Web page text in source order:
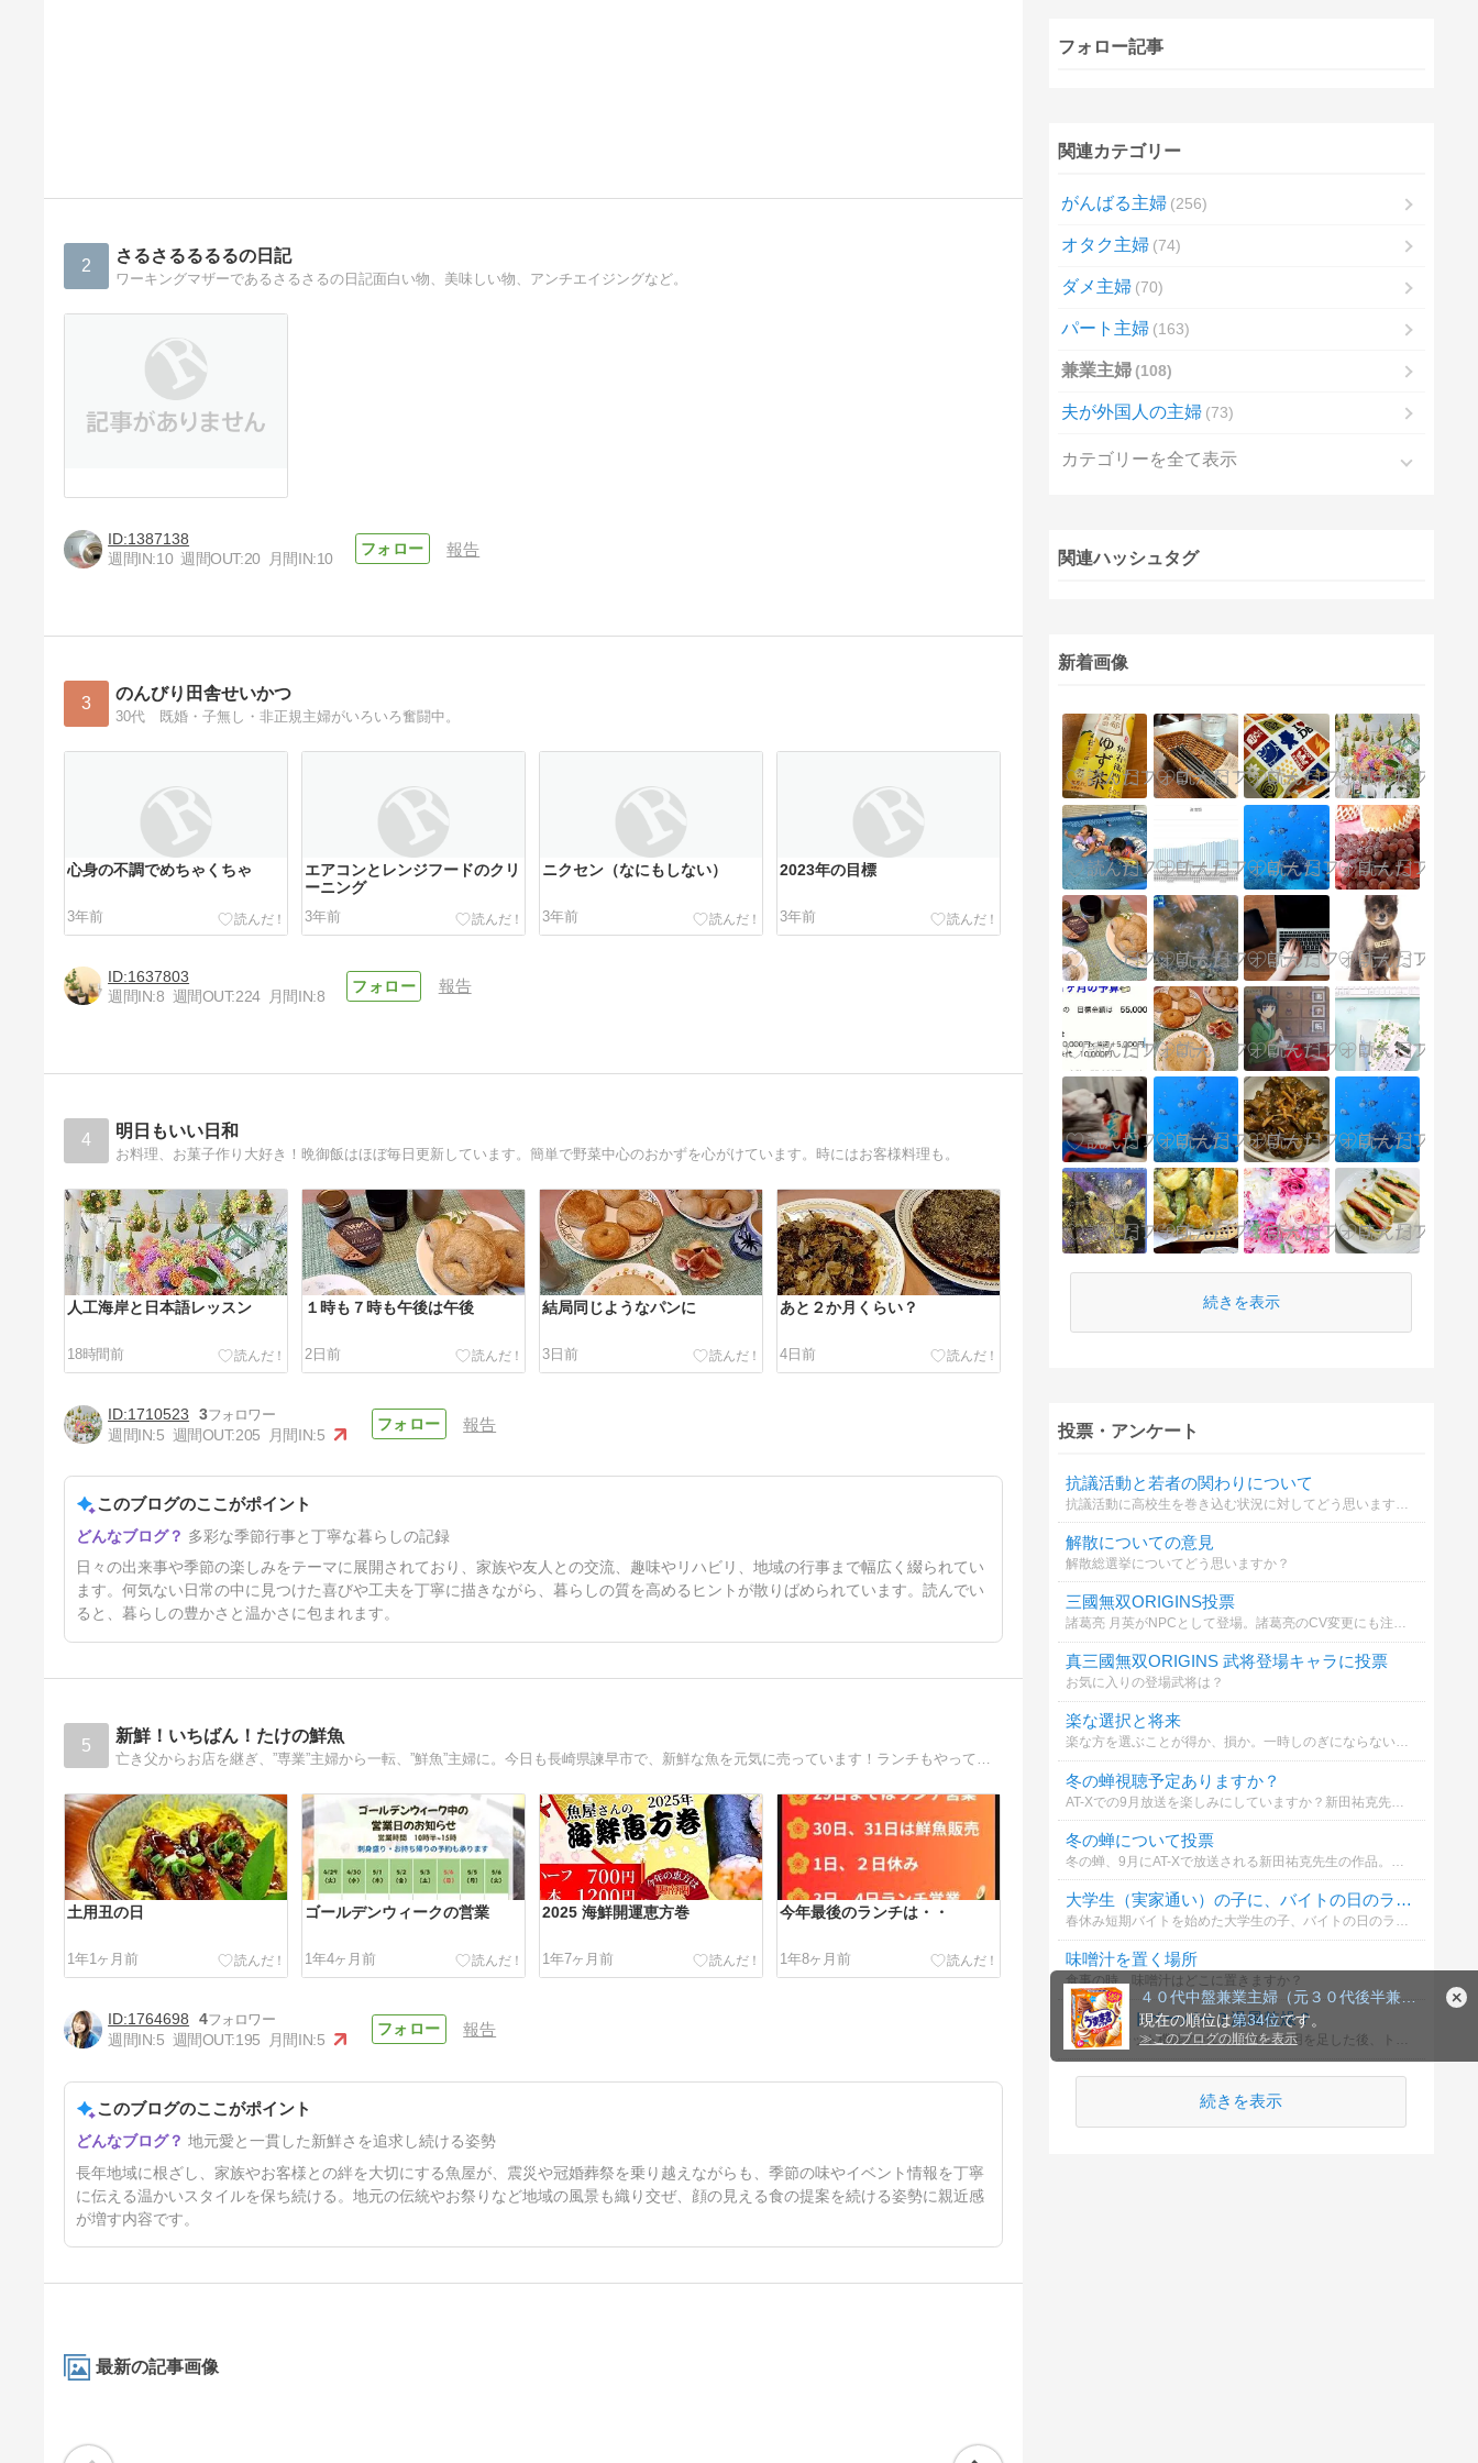
順位
2 さるさるるるるの日記
ワーキングマザーであるさるさるの日記面白い物、美味しい物、アンチエイジングなど。
1387138
週間IN:10 週間OUT:20 月間IN:10
報告
3 のんびり田舎せいかつ
30代 既婚・子無し・非正規主婦がいろいろ奮闘中。
心身の不調でめちゃくちゃ
3年前
エアコンとレンジフードのクリ
ーニング
3年前
ニクセン（なにもしない）
3年前
2023年の目標
3年前
1637803
週間IN:8 週間OUT:224 月間IN:8
報告
4 明日もいい日和
お料理、お菓子作り大好き！晩御飯はほぼ毎日更新しています。簡単で野菜中心のおかずを心がけています。時にはお客様料理も。
人工海岸と日本語レッスン
18時間前
１時も７時も午後は午後
2日前
結局同じようなパンに
3日前
あと２か月くらい？
4日前
たっぷり睡眠と鉛筆画教室
5日前
1710523
3
週間IN:5 週間OUT:205 月間IN:5
報告
このブログのここがポイント
多彩な季節行事と丁寧な暮らしの記録
日々の出来事や季節の楽しみをテーマに展開されており、家族や友人との交流、趣味やリハビリ、地域の行事まで幅広く綴られてい
ます。何気ない日常の中に見つけた喜びや工夫を丁寧に描きながら、暮らしの質を高めるヒントが散りばめられています。読んでい
ると、暮らしの豊かさと温かさに包まれます。
5 新鮮！いちばん！たけの鮮魚
亡き父からお店を継ぎ、”専業”主婦から一転、”鮮魚”主婦に。今日も長崎県諫早市で、新鮮な魚を元気に売っています！ランチもやっていますよー。
土用丑の日
1年1ヶ月前
ゴールデンウィークの営業
1年4ヶ月前
2025 海鮮開運恵方巻
1年7ヶ月前
今年最後のランチは・・
1年8ヶ月前
お正月用鉢盛 ご予約承り
中〜！
1年9ヶ月前
1764698
4
週間IN:5 週間OUT:195 月間IN:5
報告
このブログのここがポイント
地元愛と一貫した新鮮さを追求し続ける姿勢
長年地域に根ざし、家族やお客様との絆を大切にする魚屋が、震災や冠婚葬祭を乗り越えながらも、季節の味やイベント情報を丁寧
に伝える温かいスタイルを保ち続ける。地元の伝統やお祭りなど地域の風景も織り交ぜ、顔の見える食の提案を続ける姿勢に親近感
が増す内容です。
最新の記事画像
フォロー記事
関連カテゴリー
がんばる主婦 256
オタク主婦 74
ダメ主婦 70
パート主婦 163
兼業主婦 108
夫が外国人の主婦 73
カテゴリーを全て表示
関連ハッシュタグ
新着画像
続きを表示
投票・アンケート
抗議活動と若者の関わりについて
解散についての意見
解散総選挙についてどう思いますか？
三國無双ORIGINS投票
諸葛亮 月英がNPCとして登場。諸葛亮のCV変更にも注目。あなたはこの作品のリリースを楽しみにしていますか？
真三國無双ORIGINS 武将登場キャラに投票
お気に入りの登場武将は？
楽な選択と将来
楽な方を選ぶことが得か、損か。一時しのぎにならないよう注意が必要です。どちらを選びますか？
冬の蝉視聴予定ありますか？
冬の蝉について投票
大学生（実家通い）の子に、バイトの日のランチ代って渡す？渡さない？
春休み短期バイトを始めた大学生の子、バイトの日のランチ代が欲しいと言ってきました。学費や学校の日のランチ代は親が出しています。お小遣いはあげていません。あなたならどうする？または、どうしてた？
味噌汁を置く場所
食事の時、味噌汁はどこに置きますか？
トイレットペーパー？温風乾燥？
ウォシュレット機能の付いたトイレで用を足した後、トイレットペーパー、温風乾燥機能をどの程度使いますか？
続きを表示